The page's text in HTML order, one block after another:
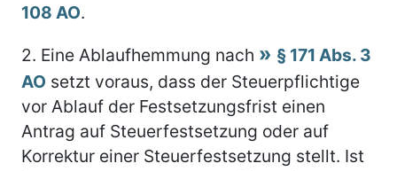
108 AO.
2. Eine Ablaufhemmung nach
§ 171 Abs. 3
AO setzt voraus, dass der Steuerpflichtige
vor Ablauf der Festsetzungsfrist einen
Antrag auf Steuerfestsetzung oder auf
Korrektur einer Steuerfestsetzung stellt. Ist